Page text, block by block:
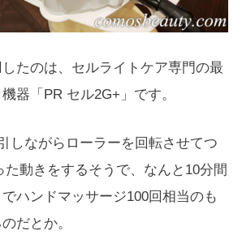
たのは、セルライトケア専門の最
器「PR セル2G+」です。
しながらローラーを回転させてつ
た動きをするそうで、なんと10分間
ハンドマッサージ100回相当のも
だとか。